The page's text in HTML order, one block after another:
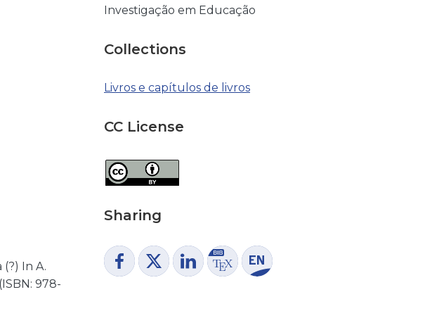
In A.
978-
Investigação em Educação
Collections
Livros e capítulos de livros
CC License
Sharing